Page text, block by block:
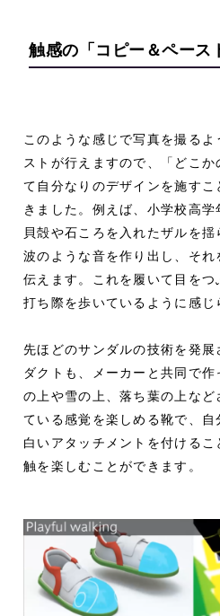
触感の「コピー＆ペース
このような感じで写真を撮る
ストが行えますので、「どこか
て自分なりのデザインを施す
きました。例えば、小学校高学
貝殻や石ころを入れたザルを揺
波のような音を作り出し、そ
伝えます。これを履いて目を
打ち際を歩いているように感じ
先ほどのサンダルの技術を発展
ダクトも、メーカーと共同で
の上や雪の上、落ち葉の上な
ている感覚を楽しめる靴で、
白いアタッチメントを付ける
触を楽しむことができます。